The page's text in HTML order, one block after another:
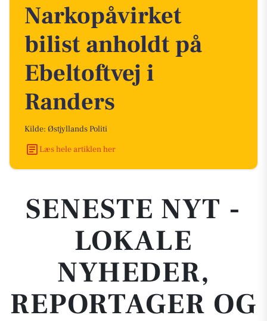
Narkopåvirket
bilist anholdt på
Ebeltoftvej i
Randers
Kilde: Østjyllands Politi
Læs hele artiklen her
SENESTE NYT -
LOKALE
NYHEDER,
REPORTAGER OG